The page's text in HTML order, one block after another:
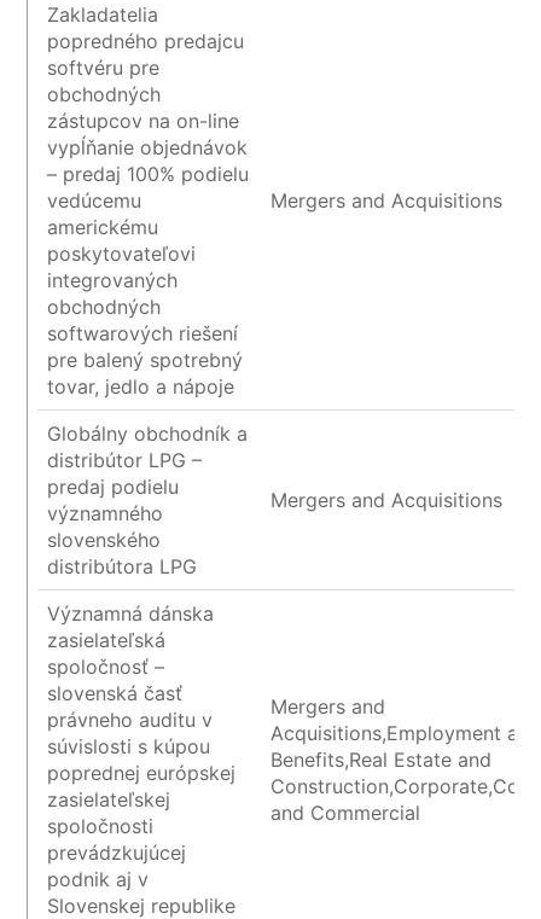
Zakladatelia
popredného predajcu
softvéru pre
obchodných
zástupcov na on-line
vypĺňanie objednávok
– predaj 100% podielu
vedúcemu
americkému
poskytovateľovi
integrovaných
obchodných
softwarových riešení
pre balený spotrebný
tovar, jedlo a nápoje
Mergers and Acquisitions
Globálny obchodník a
distribútor LPG –
predaj podielu
významného
slovenského
distribútora LPG
Mergers and Acquisitions
Významná dánska
zasielateľská
spoločnosť –
slovenská časť
právneho auditu v
súvislosti s kúpou
poprednej európskej
zasielateľskej
spoločnosti
prevádzkujúcej
podnik aj v
Slovenskej republike
Mergers and
Acquisitions,Employment and
Benefits,Real Estate and
and Commercial